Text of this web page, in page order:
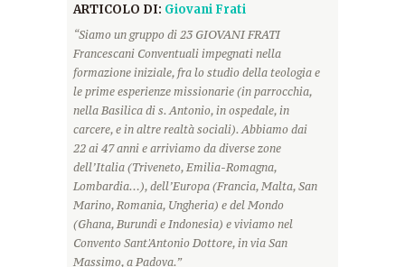
ARTICOLO DI: Giovani Frati
“Siamo un gruppo di 23 GIOVANI FRATI
Francescani Conventuali impegnati nella
formazione iniziale, fra lo studio della teologia e
le prime esperienze missionarie (in parrocchia,
nella Basilica di s. Antonio, in ospedale, in
carcere, e in altre realtà sociali). Abbiamo dai
22 ai 47 anni e arriviamo da diverse zone
dell’Italia (Triveneto, Emilia-Romagna,
Lombardia…), dell’Europa (Francia, Malta, San
Marino, Romania, Ungheria) e del Mondo
(Ghana, Burundi e Indonesia) e viviamo nel
Convento Sant'Antonio Dottore, in via San
Massimo, a Padova.”